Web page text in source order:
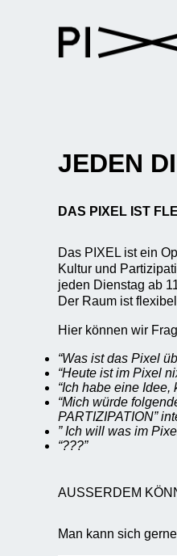
JEDEN
DAS PIXEL IST
Das PIXEL ist ein
Kultur und
jeden Dienstag ab
Der Raum ist
Hier können wir
“Was ist das Pixel
“Heute ist im Pixel
“Ich habe eine
“Mich würde
PARTIZIPATION”
” Ich will was im
“???”
AUSSERDEM
Man kann sich